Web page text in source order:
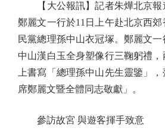
【大公報訊】記者朱燁北京報
鄭麗文一行於11日上午赴北京西
民黨總理孫中山衣冠塚。鄭麗文
中山漢白玉全身塑像行三鞠躬禮
上書寫「總理孫中山先生靈鑒」
席鄭麗文暨全體同志敬獻」。
參訪故宮 與遊客揮手致意